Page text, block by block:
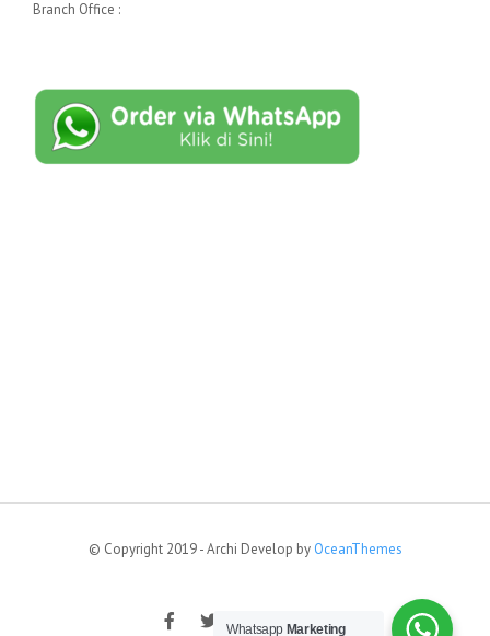
Branch Office :
© Copyright 2019 - Archi Develop by OceanThemes
Whatsapp Marketing